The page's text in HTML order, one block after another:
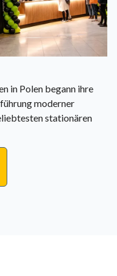
in Polen begann ihre
moderner
stationären